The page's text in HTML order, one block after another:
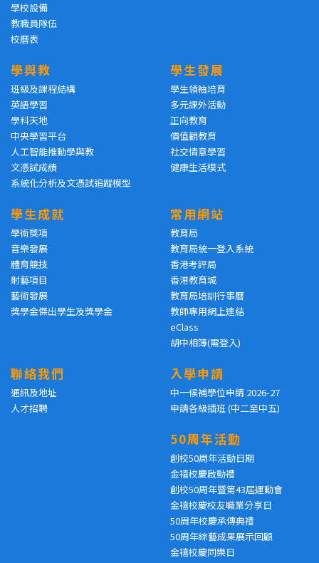
學校設備
教職員隊伍
校曆表
學與教
班級及課程結構
英語學習
學科天地
中央學習平台
人工智能推動學與教
文憑試成績
系統化分析及文憑試追蹤模型
學生發展
學生領袖培育
多元課外活動
正向教育
價值觀教育
社交情意學習
健康生活模式
學生成就
學術獎項
音樂發展
體育競技
射藝項目
藝術發展
獎學金傑出學生及獎學金
常用網站
教育局
教育局統一登入系統
香港考評局
香港教育城
教育局培訓行事曆
教師專用網上連結
eClass
胡中相簿(需登入)
聯絡我們
通訊及地址
人才招聘
入學申請
中一候補學位申請 2026-27
申請各級插班 (中二至中五)
50周年活動
創校50周年活動日期
金禧校慶啟動禮
創校50周年暨第43屆運動會
金禧校慶校友職業分享日
50周年校慶承傳典禮
50周年綜藝成果展示回顧
金禧校慶同樂日